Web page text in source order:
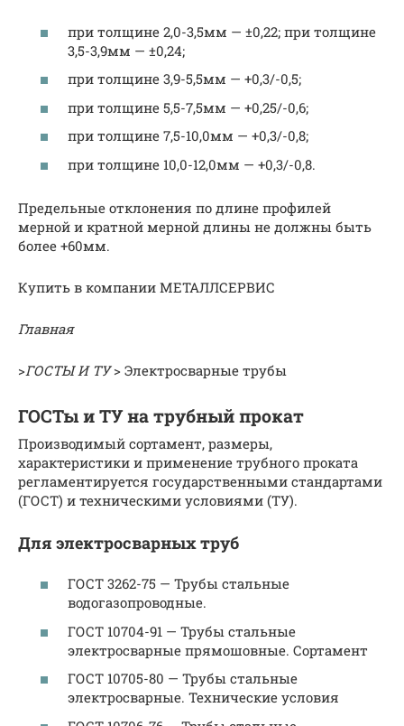
при толщине 2,0-3,5мм — ±0,22; при толщине
3,5-3,9мм — ±0,24;
при толщине 3,9-5,5мм — +0,3/-0,5;
при толщине 5,5-7,5мм — +0,25/-0,6;
при толщине 7,5-10,0мм — +0,3/-0,8;
при толщине 10,0-12,0мм — +0,3/-0,8.
Предельные отклонения по длине профилей
мерной и кратной мерной длины не должны быть
более +60мм.
Купить в компании МЕТАЛЛСЕРВИС
Главная
>ГОСТЫ И ТУ> Электросварные трубы
ГОСТы и ТУ на трубный прокат
Производимый сортамент, размеры,
характеристики и применение трубного проката
регламентируется государственными стандартами
(ГОСТ) и техническими условиями (ТУ).
Для электросварных труб
ГОСТ 3262-75 — Трубы стальные
водогазопроводные.
ГОСТ 10704-91 — Трубы стальные
электросварные прямошовные. Сортамент
ГОСТ 10705-80 — Трубы стальные
электросварные. Технические условия